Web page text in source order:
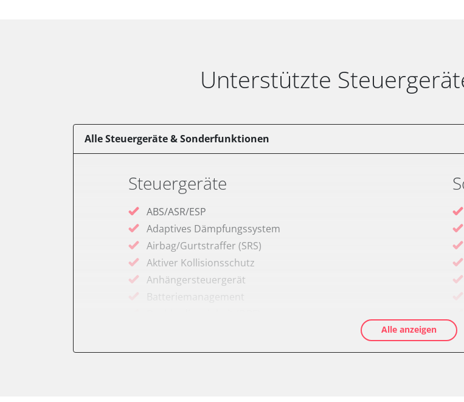
Unterstützte
Alle Steuergeräte & Sonderfunktionen
Steuergeräte
ABS/ASR/ESP
Adaptives Dämpfungssystem
Airbag/Gurtstraffer (SRS)
Aktiver Kollisionsschutz
Anhängersteuergerät
Batteriemanagement
Alle anzeigen